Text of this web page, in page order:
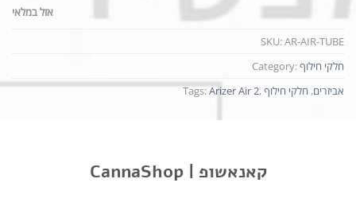
CannaShop | קאנאשופ
אזל במלאי
SKU:AR-AIR-TUBE
Category:חלקי חילוף
Tags:Arizer Air 2, אביזרים, חלקי חילוף